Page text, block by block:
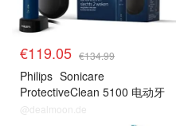
€119.05 €134.99
Philips Sonicare
ProtectiveClean 5100 电动牙
刷
@dealmoon.de